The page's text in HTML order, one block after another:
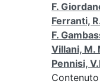
F.
Ferranti,
F.
Villani, M.
Pennisi,